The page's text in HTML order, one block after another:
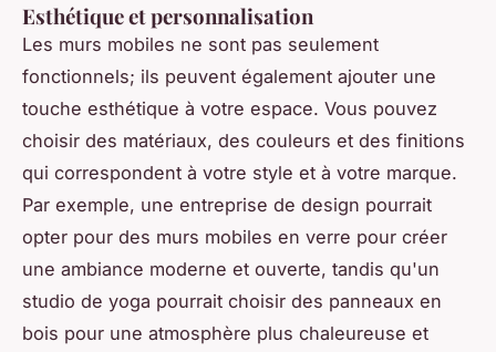
Esthétique et personnalisation
Les murs mobiles ne sont pas seulement
fonctionnels; ils peuvent également ajouter une
touche esthétique à votre espace. Vous pouvez
choisir des matériaux, des couleurs et des finitions
qui correspondent à votre style et à votre marque.
Par exemple, une entreprise de design pourrait
opter pour des murs mobiles en verre pour créer
une ambiance moderne et ouverte, tandis qu'un
studio de yoga pourrait choisir des panneaux en
bois pour une atmosphère plus chaleureuse et